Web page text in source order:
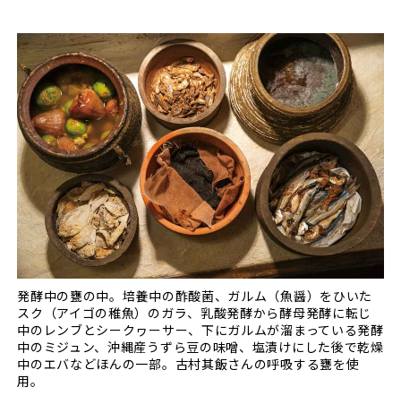
発酵中の甕の中。培養中の酢酸菌、ガルム（魚醤）をひいた
スク（アイゴの稚魚）のガラ、乳酸発酵から酵母発酵に転じ
中のレンブとシークヮーサー、下にガルムが溜まっている発酵
中のミジュン、沖縄産うずら豆の味噌、塩漬けにした後で乾燥
中のエバなどほんの一部。古村其飯さんの呼吸する甕を使
用。